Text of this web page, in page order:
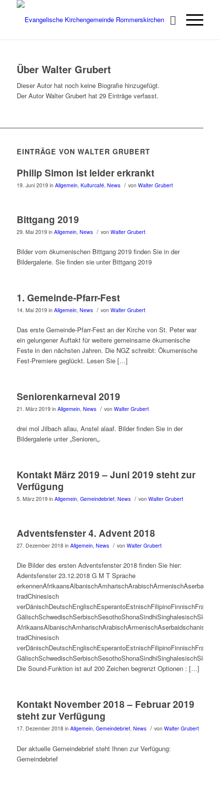
Über Walter Grubert
Dieser Autor hat noch keine Biografie hinzugefügt.
Der AutorWalter Gruberthat 29 Einträge verfasst.
EINTRÄGE VON WALTER GRUBERT
Philip Simon ist leider erkrankt
19. Juni 2019 in Allgemein, Kulturcafé, News / von Walter Grubert
Bittgang 2019
29. Mai 2019 in Allgemein, News / von Walter Grubert
Bilder vom ökumenischen Bittgang 2019 finden Sie in der
Bildergalerie. Sie finden sie unter Bittgang 2019
1. Gemeinde-Pfarr-Fest
14. Mai 2019 in Allgemein, News / von Walter Grubert
Das erste Gemeinde-Pfarr-Fest an der Kirche von St. Peter war
ein gelungener Auftakt für weitere gemeinsame ökumenische
Feste in den nächsten Jahren. Die NGZ schreibt: Ökumenische
Fest-Premiere geglückt. Lesen Sie […]
Seniorenkarneval 2019
21. März 2019 in Allgemein, News / von Walter Grubert
drei mol Jilbach allau, Anstel alaaf. Bilder finden Sie in der
Bildergalerie unter „Senioren„.
Kontakt März 2019 – Juni 2019 steht zur
Verfügung
5. März 2019 in Allgemein, Gemeindebrief, News / von Walter Grubert
Adventsfenster 4. Advent 2018
27. Dezember 2018 in Allgemein, News / von Walter Grubert
Die Bilder des ersten Adventsfenster 2018 finden Sie hier:
Adentsfenster 23.12.2018 G M T Sprache
tradChinesisch
tradChinesisch
Die Sound-Funktion ist auf 200 Zeichen begrenzt Optionen : […]
Kontakt November 2018 – Februar 2019
steht zur Verfügung
17. Dezember 2018 in Allgemein, Gemeindebrief, News / von Walter Grubert
Der aktuelle Gemeindebrief steht Ihnen zur Verfügung:
Gemeindebrief